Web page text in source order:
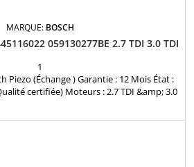
MARQUE: BOSCH
059130277BE 2.7 TDI 3.0 TDI
1
Piezo (Échange ) Garantie : 12 Mois État :
certifiée) Moteurs : 2.7 TDI &amp; 3.0